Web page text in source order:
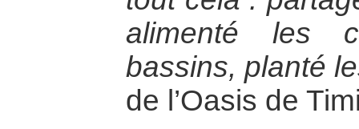
alimenté les
bassins, planté
de l’Oasis de